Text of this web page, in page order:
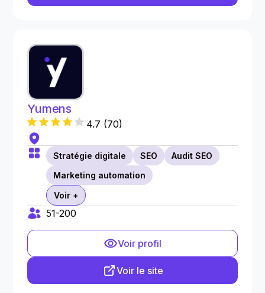
Yumens
4.7 (70)
Stratégie digitale SEO
Audit SEO
Marketing automation
Voir +
51-200
Voir profil
Voir le site